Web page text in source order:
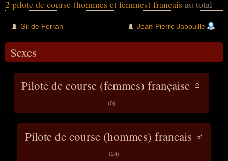
2 pilote de course (hommes et femmes) francais au total
Gil de Ferran Jean-Pierre Jabouille
Sexes
Pilote de course (femmes) française ♀
(0)
Pilote de course (hommes) francais ♂
(24)